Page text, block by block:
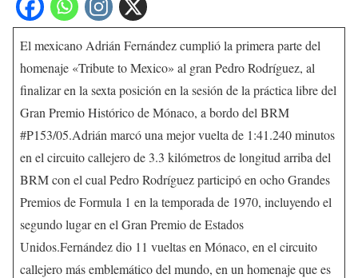
El mexicano Adrián Fernández cumplió la primera parte del
homenaje «Tribute to Mexico» al gran Pedro Rodríguez, al
finalizar en la sexta posición en la sesión de la práctica libre del
Gran Premio Histórico de Mónaco, a bordo del BRM
#P153/05.Adrián marcó una mejor vuelta de 1:41.240 minutos
en el circuito callejero de 3.3 kilómetros de longitud arriba del
BRM con el cual Pedro Rodríguez participó en ocho Grandes
Premios de Formula 1 en la temporada de 1970, incluyendo el
segundo lugar en el Gran Premio de Estados
Unidos.Fernández dio 11 vueltas en Mónaco, en el circuito
callejero más emblemático del mundo, en un homenaje que es